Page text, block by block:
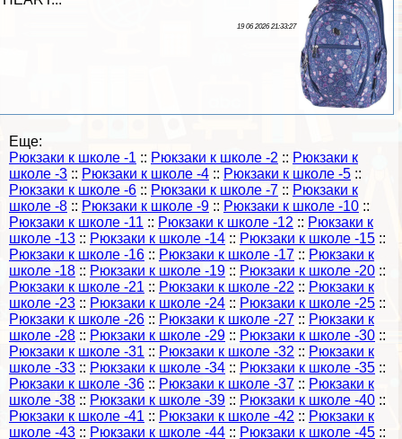
19 06 2026 21:33:27
Еще:
Рюкзаки к школе -1 :: Рюкзаки к школе -2 :: Рюкзаки к
школе -3 :: Рюкзаки к школе -4 :: Рюкзаки к школе -5 ::
Рюкзаки к школе -6 :: Рюкзаки к школе -7 :: Рюкзаки к
школе -8 :: Рюкзаки к школе -9 :: Рюкзаки к школе -10 ::
Рюкзаки к школе -11 :: Рюкзаки к школе -12 :: Рюкзаки к
школе -13 :: Рюкзаки к школе -14 :: Рюкзаки к школе -15 ::
Рюкзаки к школе -16 :: Рюкзаки к школе -17 :: Рюкзаки к
школе -18 :: Рюкзаки к школе -19 :: Рюкзаки к школе -20 ::
Рюкзаки к школе -21 :: Рюкзаки к школе -22 :: Рюкзаки к
школе -23 :: Рюкзаки к школе -24 :: Рюкзаки к школе -25 ::
Рюкзаки к школе -26 :: Рюкзаки к школе -27 :: Рюкзаки к
школе -28 :: Рюкзаки к школе -29 :: Рюкзаки к школе -30 ::
Рюкзаки к школе -31 :: Рюкзаки к школе -32 :: Рюкзаки к
школе -33 :: Рюкзаки к школе -34 :: Рюкзаки к школе -35 ::
Рюкзаки к школе -36 :: Рюкзаки к школе -37 :: Рюкзаки к
школе -38 :: Рюкзаки к школе -39 :: Рюкзаки к школе -40 ::
Рюкзаки к школе -41 :: Рюкзаки к школе -42 :: Рюкзаки к
школе -43 :: Рюкзаки к школе -44 :: Рюкзаки к школе -45 ::